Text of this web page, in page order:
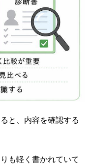
と、内容を確認する
も軽く書かれていて